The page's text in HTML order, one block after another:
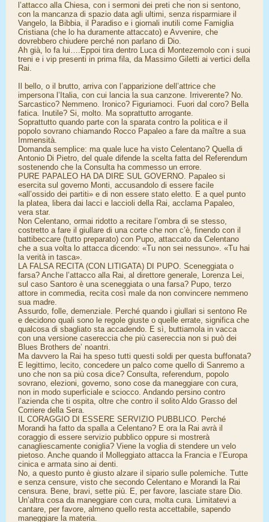
l’attacco alla Chiesa, con i sermoni dei preti che non si sentono,
con la mancanza di spazio data agli ultimi, senza risparmiare il
Vangelo, la Bibbia, il Paradiso e i giornali inutili come Famiglia
Cristiana (che lo ha duramente attaccato) e Avvenire, che
dovrebbero chiudere perché non parlano di Dio.
Ah già, lo fa lui….Eppoi tira dentro Luca di Montezemolo con i suoi
treni e i vip presenti in prima fila, da Massimo Giletti ai vertici della
Rai.
Il bello, o il brutto, arriva con l’apparizione dell’attrice che
impersona l’Italia, con cui lancia la sua canzone. Irriverente? No.
Sarcastico? Nemmeno. Ironico? Figuriamoci. Fuori dal coro? Bella
fatica. Inutile? Si, molto. Ma soprattutto arrogante.
Soprattutto quando parte con la sparata contro la politica e il
popolo sovrano chiamando Rocco Papaleo a fare da maître a sua
Immensità.
Domanda semplice: ma quale luce ha visto Celentano? Quella di
Antonio Di Pietro, del quale difende la scelta fatta del Referendum
sostenendo che la Consulta ha commesso un errore.
PURE PAPALEO HA DA DIRE SUL GOVERNO. Papaleo si
esercita sul governo Monti, accusandolo di essere facile
«all’ossido dei partiti» e di non essere stato eletto. E a quel punto
la platea, libera dai lacci e laccioli della Rai, acclama Papaleo,
vera star.
Non Celentano, ormai ridotto a recitare l’ombra di se stesso,
costretto a fare il giullare di una corte che non c’è, finendo con il
battibeccare (tutto preparato) con Pupo, attaccato da Celentano
che a sua volta lo attacca dicendo: «Tu non sei nessuno». «Tu hai
la verità in tasca».
LA FALSA RECITA (CON LITIGATA) DI PUPO. Sceneggiata o
farsa? Anche l’attacco alla Rai, al direttore generale, Lorenza Lei,
sul caso Santoro è una sceneggiata o una farsa? Pupo, terzo
attore in commedia, recita così male da non convincere nemmeno
sua madre.
Assurdo, folle, demenziale. Perché quando i giullari si sentono Re
e decidono quali sono le regole giuste o quelle errate, significa che
qualcosa di sbagliato sta accadendo. E sì, buttiamola in vacca
con una versione casereccia che più casereccia non si può dei
Blues Brothers de’ noantri.
Ma davvero la Rai ha speso tutti questi soldi per questa buffonata?
E legittimo, lecito, concedere un palco come quello di Sanremo a
uno che non sa più cosa dice? Consulta, referendum, popolo
sovrano, elezioni, governo, sono cose da maneggiare con cura,
non in modo superficiale e sciocco. Andando persino contro
l’azienda che ti ospita, oltre che contro il solito Aldo Grasso del
Corriere della Sera.
IL CORAGGIO DI ESSERE SERVIZIO PUBBLICO. Perché
Morandi ha fatto da spalla a Celentano? E ora la Rai avrà il
coraggio di essere servizio pubblico oppure si mostrerà
canagliescamente coniglia? Viene la voglia di stendere un velo
pietoso. Anche quando il Molleggiato attacca la Francia e l’Europa
cinica e armata sino ai denti.
No, a questo punto è giusto alzare il sipario sulle polemiche. Tutte
e senza censure, visto che secondo Celentano e Morandi la Rai
censura. Bene, bravi, sette più. E, per favore, lasciate stare Dio.
Un’altra cosa da maneggiare con cura, molta cura. Limitatevi a
cantare, per favore, almeno quello resta accettabile, sapendo
maneggiare la materia.